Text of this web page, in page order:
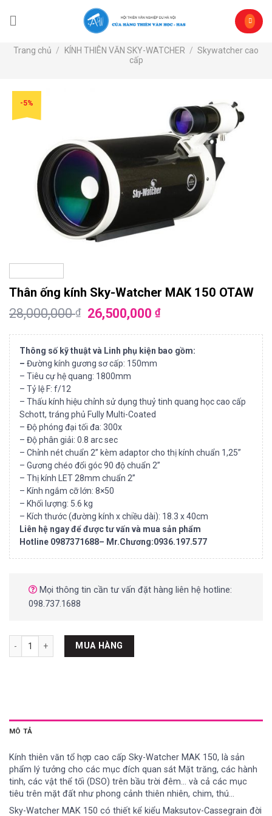
Trang chủ / KÍNH THIÊN VĂN SKY-WATCHER / Skywatcher cao
cấp
-5%
Thân ống kính Sky-Watcher MAK 150 OTAW
28,000,000₫ 26,500,000₫
Thông số kỹ thuật và Linh phụ kiện bao gồm:
– Đường kính gương sơ cấp: 150mm
– Tiêu cự hệ quang: 1800mm
– Tỷ lệ F: f/12
– Thấu kính hiệu chỉnh sử dụng thuỷ tinh quang học cao cấp
Schott, tráng phủ Fully Multi-Coated
– Độ phóng đại tối đa: 300x
– Độ phân giải: 0.8 arc sec
– Chỉnh nét chuẩn 2” kèm adaptor cho thị kính chuẩn 1,25”
– Gương chéo đổi góc 90 độ chuẩn 2”
– Thị kính LET 28mm chuẩn 2”
– Kính ngắm cỡ lớn: 8×50
– Khối lượng: 5.6 kg
– Kích thước (đường kính x chiều dài): 18.3 x 40cm
Liên hệ ngay để được tư vấn và mua sản phẩm
Hotline 0987371688– Mr.Chương:0936.197.577
Mọi thông tin cần tư vấn đặt hàng liên hệ hotline:
098.737.1688
Thân ống kính Sky-Watcher MAK 150 OTAW số lượng
MUA HÀNG
MÔ TẢ
Kính thiên văn tổ hợp cao cấp Sky-Watcher MAK 150, là sản
phẩm lý tưởng cho các mục đích quan sát Mặt trăng, các hành
tinh, các vật thể tối (DSO) trên bầu trời đêm… và cả các mục
tiêu trên mặt đất như phong cảnh thiên nhiên, chim, thú…
Sky-Watcher MAK 150 có thiết kể kiểu Maksutov-Cassegrain đời